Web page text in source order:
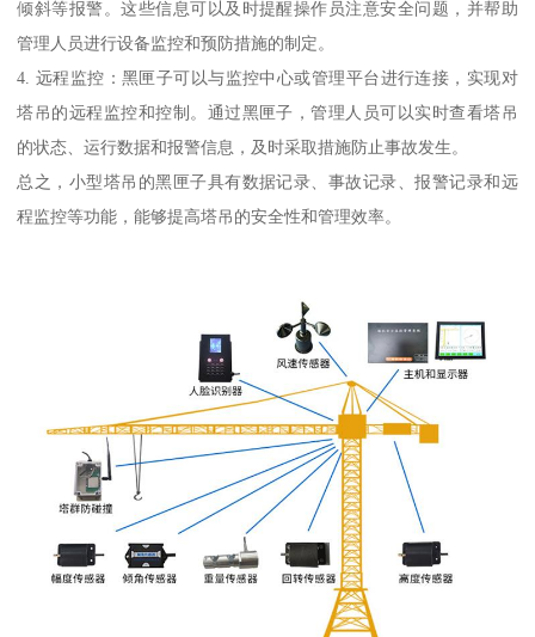
倾斜等报警。这些信息可以及时提醒操作员注意安全问题，并帮助
管理人员进行设备监控和预防措施的制定。
4. 远程监控：黑匣子可以与监控中心或管理平台进行连接，实现对
塔吊的远程监控和控制。通过黑匣子，管理人员可以实时查看塔吊
的状态、运行数据和报警信息，及时采取措施防止事故发生。
总之，小型塔吊的黑匣子具有数据记录、事故记录、报警记录和远
程监控等功能，能够提高塔吊的安全性和管理效率。